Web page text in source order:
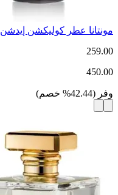
مونتانا عطر كوليكشن إيدشن 1 او دو بيرفيوم
259.00
450.00
وفر (
42.44
% خصم)